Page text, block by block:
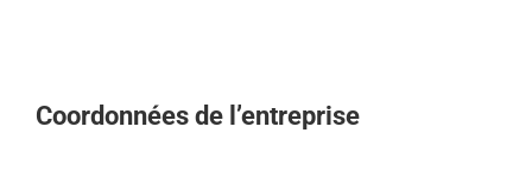
Coordonnées de l’entreprise